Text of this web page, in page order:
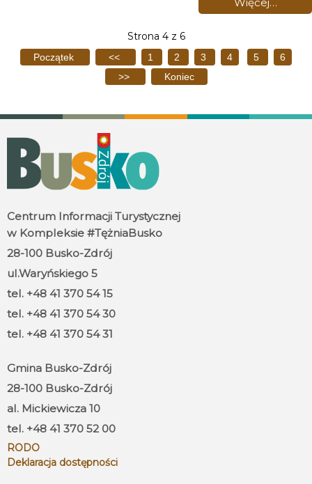
Strona 4 z 6
Początek << 1 2 3 4 5
6
>>
Koniec
Centrum Informacji Turystycznej
w Kompleksie #TężniaBusko
28-100 Busko-Zdrój
ul.Waryńskiego 5
tel. +48 41 370 54 15
tel. +48 41 370 54 30
tel. +48 41 370 54 31
Gmina Busko-Zdrój
28-100 Busko-Zdrój
al. Mickiewicza 10
tel. +48 41 370 52 00
RODO
Deklaracja dostępności